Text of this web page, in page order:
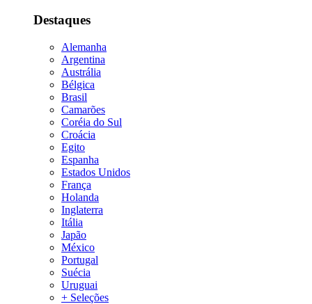
Destaques
Alemanha
Argentina
Austrália
Bélgica
Brasil
Camarões
Coréia do Sul
Croácia
Egito
Espanha
Estados Unidos
França
Holanda
Inglaterra
Itália
Japão
México
Portugal
Suécia
Uruguai
+ Seleções